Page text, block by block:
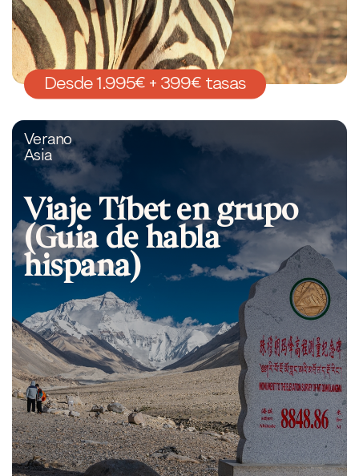
Desde 1.995€ + 399€ tasas
Verano
Asia
Viaje Tíbet en grupo
(Guia de habla
hispana)